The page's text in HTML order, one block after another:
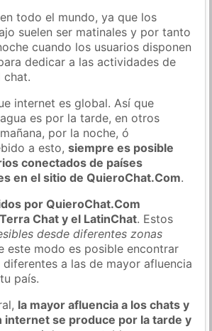
todo el mundo, ya que los
suelen ser matinales y por tanto
cuando los usuarios disponen
dedicar a las actividades de
chat.
internet es global. Así que
es por la tarde, en otros
por la noche, ó
a esto,siempre es posible
conectados de países
en el sitio de QuieroChat.Com.
por QuieroChat.Com
Chat y el LatinChat. Estos
desde diferentes zonas
este modo es posible encontrar
diferentes a las de mayor afluencia
país.
la mayor afluencia a los chats y
internet se produce por la tarde y